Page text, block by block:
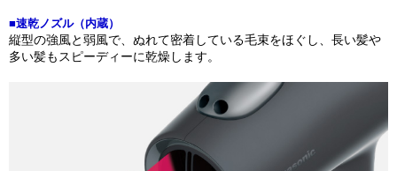
■速乾ノズル（内蔵）
縦型の強風と弱風で、ぬれて密着している毛束をほぐし、長い髪や
多い髪もスピーディーに乾燥します。